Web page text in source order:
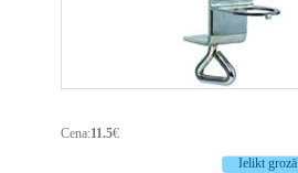
Cena:11.5€
Ielikt grozā